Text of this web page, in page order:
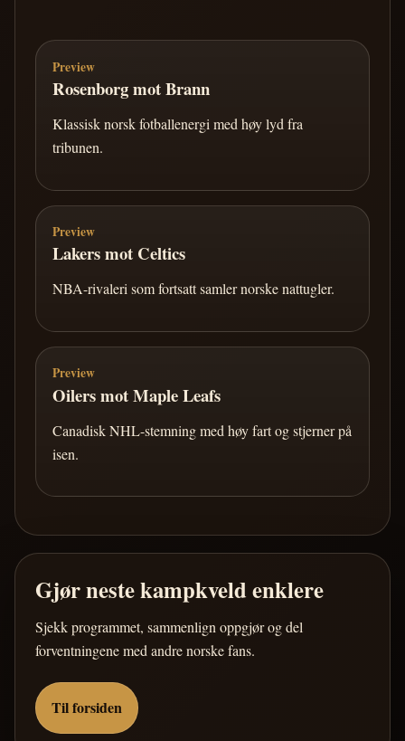
Preview
Rosenborg mot Brann
Klassisk norsk fotballenergi med høy lyd fra
tribunen.
Preview
Lakers mot Celtics
NBA-rivaleri som fortsatt samler norske nattugler.
Preview
Oilers mot Maple Leafs
Canadisk NHL-stemning med høy fart og stjerner på
isen.
Gjør neste kampkveld enklere
Sjekk programmet, sammenlign oppgjør og del
forventningene med andre norske fans.
Til forsiden